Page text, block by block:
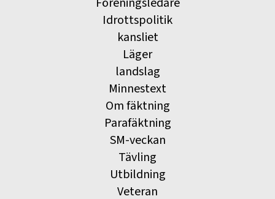
Idrottspolitik
kansliet
Läger
landslag
Minnestext
Om fäktning
Parafäktning
SM-veckan
Tävling
Utbildning
Veteran